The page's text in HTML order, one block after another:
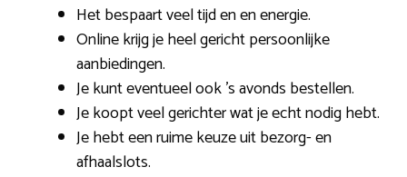
Het bespaart veel tijd en en energie.
Online krijg je heel gericht persoonlijke
aanbiedingen.
Je kunt eventueel ook ’s avonds bestellen.
Je koopt veel gerichter wat je echt nodig hebt.
Je hebt een ruime keuze uit bezorg- en
afhaalslots.